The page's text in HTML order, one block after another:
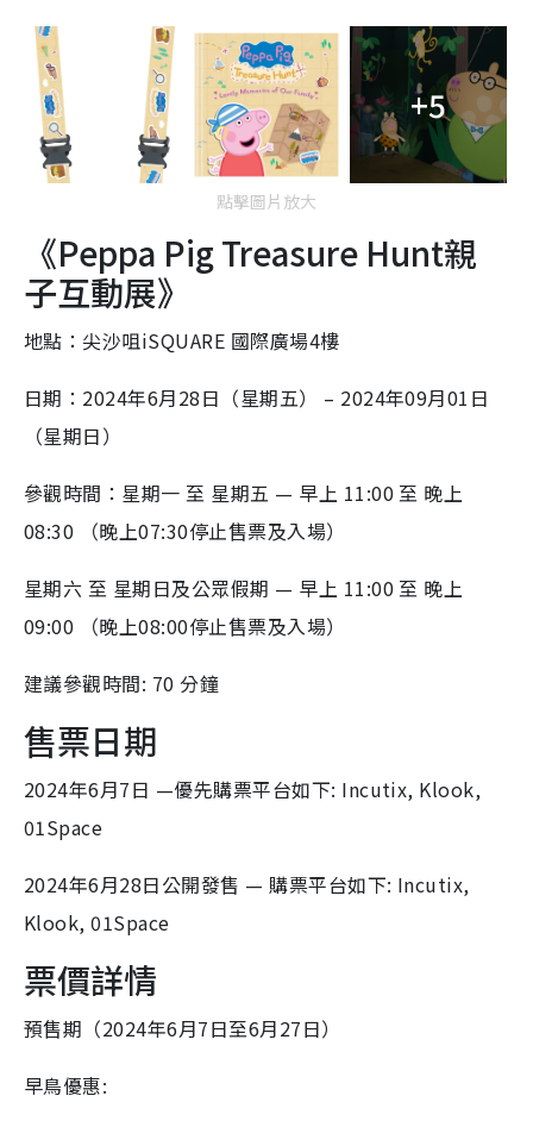
+5
點擊圖片放大
《Peppa Pig Treasure Hunt親
子互動展》
地點：尖沙咀iSQUARE 國際廣場4樓
日期：2024年6月28日（星期五） – 2024年09月01日
（星期日）
參觀時間：星期一 至 星期五 — 早上 11:00 至 晚上
08:30 （晚上07:30停止售票及入場）
星期六 至 星期日及公眾假期 — 早上 11:00 至 晚上
09:00 （晚上08:00停止售票及入場）
建議參觀時間: 70 分鐘
售票日期
2024年6月7日 —優先購票平台如下: Incutix, Klook,
01Space
2024年6月28日公開發售 — 購票平台如下: Incutix,
Klook, 01Space
票價詳情
預售期（2024年6月7日至6月27日）
早鳥優惠: